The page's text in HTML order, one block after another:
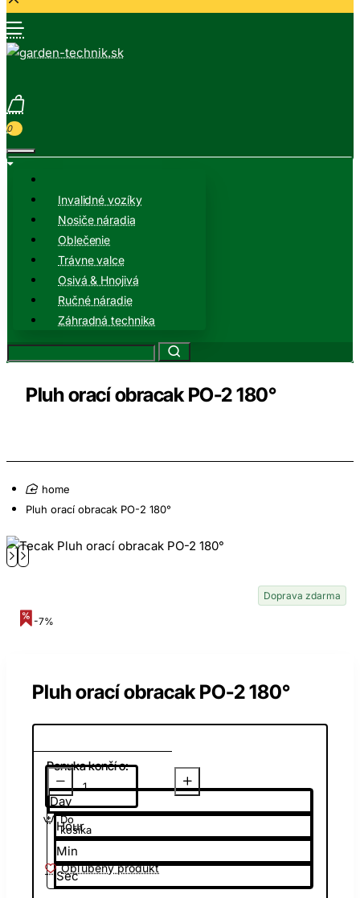
0
Invalidné vozíky
Nosiče náradia
Oblečenie
Trávne valce
Osivá & Hnojivá
Ručné náradie
Záhradná technika
Pluh orací obracak PO-2 180°
home
Pluh orací obracak PO-2 180°
Doprava zdarma
-7%
Pluh orací obracak PO-2 180°
Ponuka končí o:
Day
Hour
Min
Sec
Do
košíka
Obľúbený produkt